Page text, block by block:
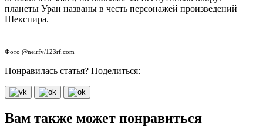
планеты Уран названы в честь персонажей произведений
Шекспира.
Фото @neirfy/123rf.com
Понравилась статья? Поделиться:
Вам также может понравиться